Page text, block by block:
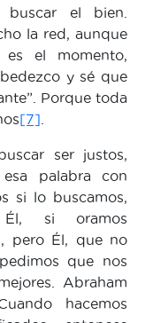
el bien.
la red, aunque
el momento,
y sé que
Porque toda
[7]
ser justos,
palabra con
si lo buscamos,
si oramos
pero Él, que no
que nos
Abraham
hacemos